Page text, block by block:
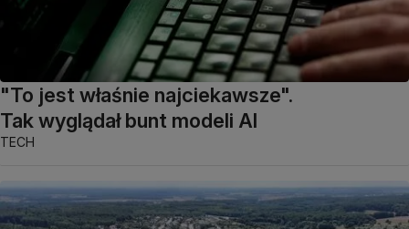
"To jest właśnie najciekawsze".
Tak wyglądał bunt modeli AI
TECH